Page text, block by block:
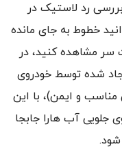
رد لاستیک در
خطوط به جای مانده
سر مشاهده کنید، در
شده توسط خودروی
و ایمن)، با این
جلویی آب هارا جابجا
شود.